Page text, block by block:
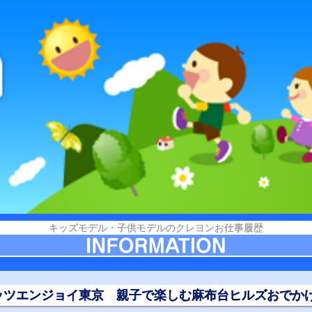
キッズモデル・子供モデルのクレヨンお仕事履歴
ツエンジョイ東京 親子で楽しむ麻布台ヒルズおでか